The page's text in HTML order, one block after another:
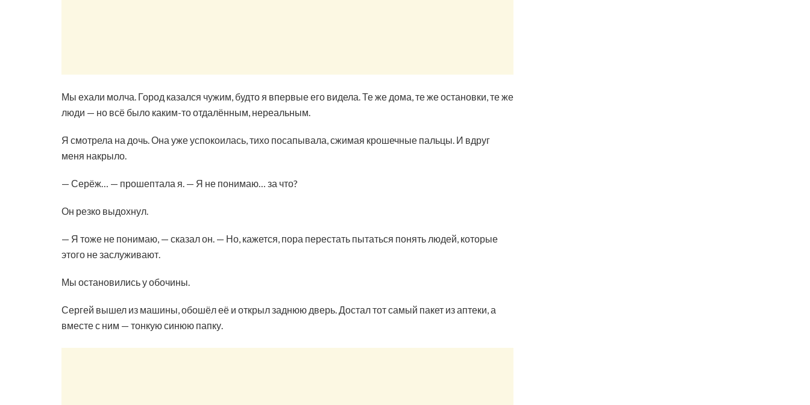
Мы ехали молча. Город казался чужим, будто я впервые его видела. Те же дома, те же остановки, те же
люди — но всё было каким-то отдалённым, нереальным.
Я смотрела на дочь. Она уже успокоилась, тихо посапывала, сжимая крошечные пальцы. И вдруг
меня накрыло.
— Серёж… — прошептала я. — Я не понимаю… за что?
Он резко выдохнул.
— Я тоже не понимаю, — сказал он. — Но, кажется, пора перестать пытаться понять людей, которые
этого не заслуживают.
Мы остановились у обочины.
Сергей вышел из машины, обошёл её и открыл заднюю дверь. Достал тот самый пакет из аптеки, а
вместе с ним — тонкую синюю папку.